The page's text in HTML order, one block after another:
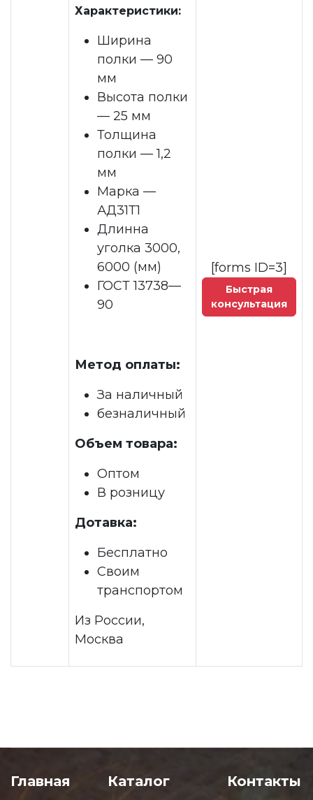
Характеристики:
Ширина
полки — 90
мм
Высота полки
— 25 мм
Толщина
полки — 1,2
мм
Марка —
АД31Т1
Длинна
уголка 3000,
6000 (мм)
ГОСТ 13738—
90
Метод оплаты:
За наличный
безналичный
Объем товара:
Оптом
В розницу
Дотавка:
Бесплатно
Своим
транспортом
Из России,
Москва
[forms ID=3]
Быстрая
консультация
Главная Каталог Контакты